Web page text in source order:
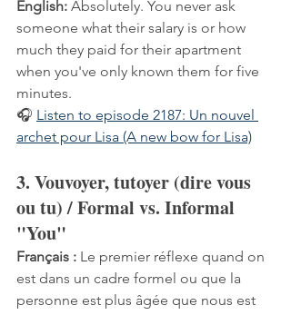
English: Absolutely. You never ask
someone what their salary is or how
much they paid for their apartment
when you've only known them for five
minutes.
🎧 Listen to episode 2187: Un nouvel
archet pour Lisa (A new bow for Lisa)
3. Vouvoyer, tutoyer (dire vous
ou tu) / Formal vs. Informal
"You"
Français : Le premier réflexe quand on
est dans un cadre formel ou que la
personne est plus âgée que nous est